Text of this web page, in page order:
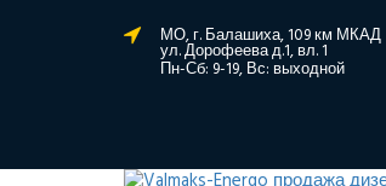
МО, г. Балашиха, 109 км МКАД
ул. Дорофеева д.1, вл. 1
Пн-Сб: 9-19, Вс: выходной